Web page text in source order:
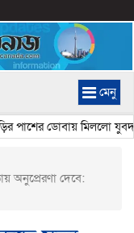
মেনু
পাশের ডোবায় মিললো যুবদল
অনুপ্রেরণা দেবে: